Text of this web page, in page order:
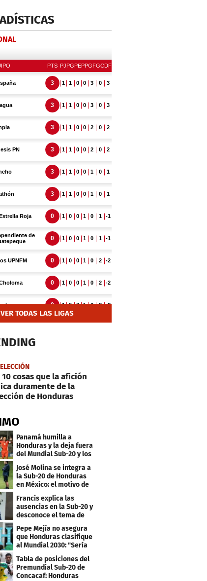
VER TODAS LAS LIGAS
10 cosas que la afición
duramente de la
de Honduras
Panamá humilla a
Honduras y la deja fuera
del Mundial Sub-20 y los
Juegos Olímpicos
José Molina se integra a
la Sub-20 de Honduras
en México: el motivo de
su viaje
Francis explica las
ausencias en la Sub-20 y
desconoce el tema de
los tiktokers
Pepe Mejía no asegura
que Honduras clasifique
al Mundial 2030: "Sería
mentir"
Tabla de posiciones del
Premundial Sub-20 de
Concacaf: Honduras